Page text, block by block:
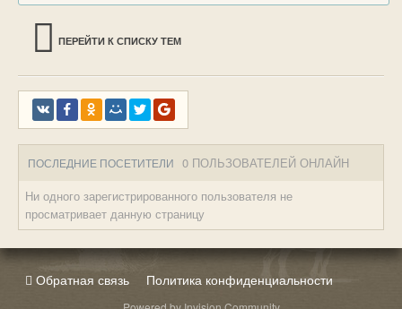
ПЕРЕЙТИ К СПИСКУ ТЕМ
ПОСЛЕДНИЕ ПОСЕТИТЕЛИ 0 ПОЛЬЗОВАТЕЛЕЙ ОНЛАЙН
Ни одного зарегистрированного пользователя не
просматривает данную страницу
Обратная связь Политика конфиденциальности